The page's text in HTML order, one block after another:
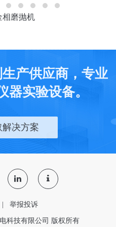
相磨抛机
产供应商，专业
器实验设备。
解决方案
举报投诉
科技有限公司 版权所有